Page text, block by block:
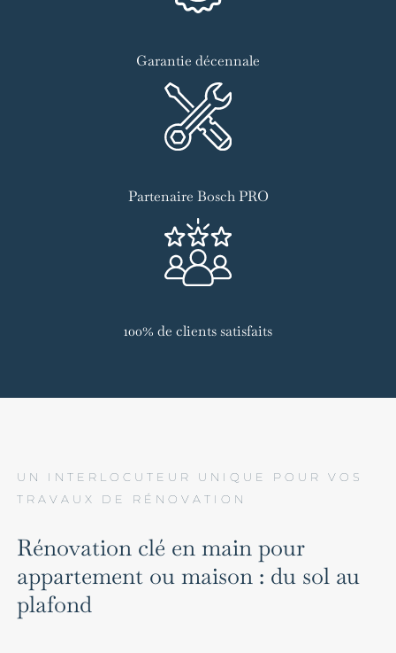
Garantie décennale
Partenaire Bosch PRO
100% de clients satisfaits
UN INTERLOCUTEUR UNIQUE POUR VOS
TRAVAUX DE RÉNOVATION
Rénovation clé en main pour
appartement ou maison : du sol au
plafond